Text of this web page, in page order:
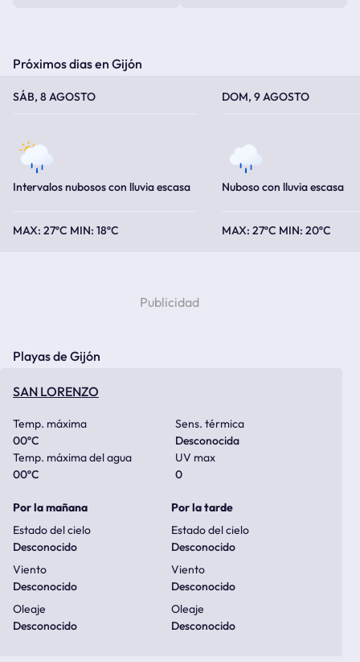
Próximos dias en Gijón
SÁB, 8 AGOSTO
Intervalos nubosos con lluvia escasa
27ºC 18ºC
DOM, 9 AGOSTO
Nuboso con lluvia escasa
27ºC 20ºC
Playas de Gijón
SAN LORENZO
Temp. máxima
00ºC
Sens. térmica
Desconocida
Temp. máxima del agua
00ºC
UV max
0
Por la mañana
Estado del cielo
Desconocido
Viento
Desconocido
Oleaje
Desconocido
Por la tarde
Estado del cielo
Desconocido
Viento
Desconocido
Oleaje
Desconocido